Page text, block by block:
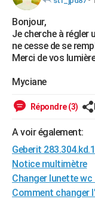
Essais
Réserver un essai
Citadines
Berlines
SUV
Forum auto
HIGH-TECH
Mobiles
Meilleur smartphone
Internet
Ordinateurs
Jeux vidéo
Guide high-tech
+BRICOLAGE
Forum
Aménagement intérieur
Extérieur
Cuisine
Salle de bains
Jardinage
Rangement
WEEK-END
Guides de France
Escapades
Patrimoine
Expositions
Musées
Week-end nature
+LIFESTYLE
Art de vivre
Bien-être
Loisirs
Mode
Modes de vie
SANTE
Alimentation
Guide de la santé
Maladies
Médicaments
Sommeil
VOYAGE
PHOTO
GUIDES D'ACHAT
Bonjour,
Je cherche à régler
ne cesse de se
Merci de vos
Myciane
Répondre (3)
A voir également:
Geberit
Notice multimètre
Changer lunette
Comment changer